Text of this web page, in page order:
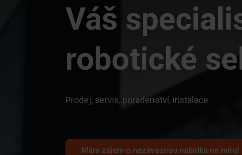
Váš
robotické
Prodej, servis, poradenství, instalace
Mám zájem o nezávaznou nabídku na míru!